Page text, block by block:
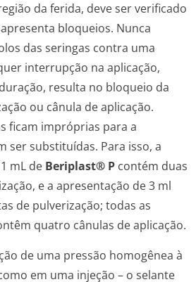
da ferida, deve ser verificado
bloqueios. Nunca
das seringas contra uma
interrupção na aplicação,
resulta no bloqueio da
ou cânula de aplicação.
ficam impróprias para a
ser substituídas. Para isso, a
mL de Beriplast® P contém duas
e a apresentação de 3 ml
de pulverização; todas as
quatro cânulas de aplicação.
de uma pressão homogênea à
em uma injeção – o selante